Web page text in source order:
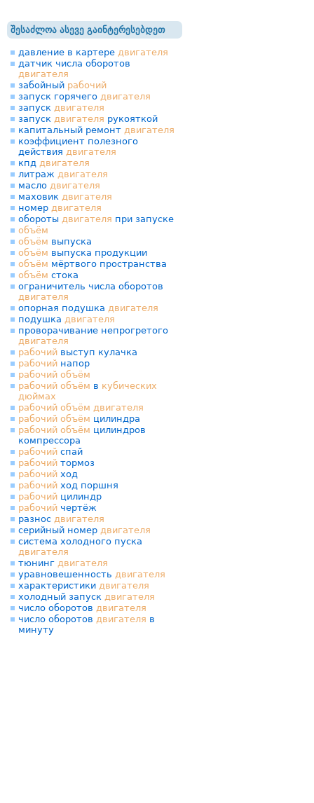
შესაძლოა ასევე გაინტერესებდეთ
давление в картере двигателя
датчик числа оборотов
двигателя
забойный рабочий
запуск горячего двигателя
запуск двигателя
запуск двигателя рукояткой
капитальный ремонт двигателя
коэффициент полезного
действия двигателя
кпд двигателя
литраж двигателя
масло двигателя
маховик двигателя
номер двигателя
обороты двигателя при запуске
объём
объём выпуска
объём выпуска продукции
объём мёртвого пространства
объём стока
ограничитель числа оборотов
двигателя
опорная подушка двигателя
подушка двигателя
проворачивание непрогретого
двигателя
рабочий выступ кулачка
рабочий напор
рабочий объём
рабочий объём в кубических
дюймах
рабочий объём двигателя
рабочий объём цилиндра
рабочий объём цилиндров
компрессора
рабочий спай
рабочий тормоз
рабочий ход
рабочий ход поршня
рабочий цилиндр
рабочий чертёж
разнос двигателя
серийный номер двигателя
система холодного пуска
двигателя
тюнинг двигателя
уравновешенность двигателя
характеристики двигателя
холодный запуск двигателя
число оборотов двигателя
число оборотов двигателя в
минуту